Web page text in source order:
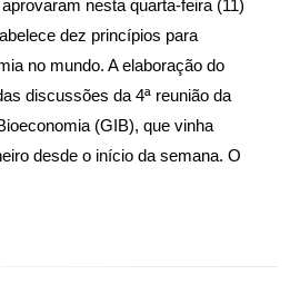
nesta quarta-feira (11)
dez princípios para
no mundo. A elaboração do
discussões da 4ª reunião da
(GIB), que vinha
desde o início da semana. O